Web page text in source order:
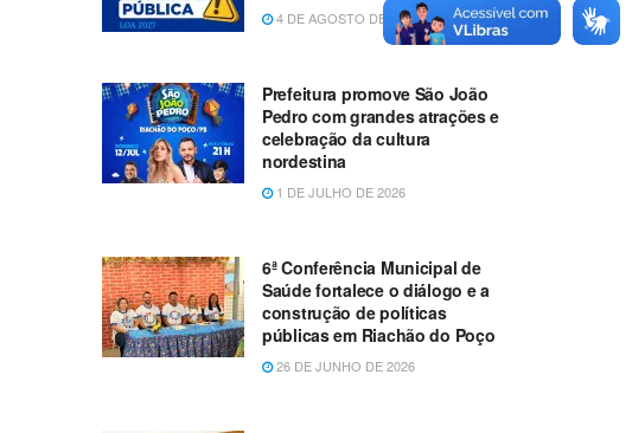
4 DE AGOSTO DE 2026
Prefeitura promove São João
Pedro com grandes atrações e
celebração da cultura
nordestina
1 DE JULHO DE 2026
6ª Conferência Municipal de
Saúde fortalece o diálogo e a
construção de políticas
públicas em Riachão do Poço
26 DE JUNHO DE 2026